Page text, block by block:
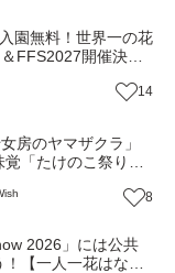
園無料！世界一の花
FFS2027開催決
14
房のヤマザクラ」
「たけのこ祭り」
8
2026」には公共
【一人一花はなき